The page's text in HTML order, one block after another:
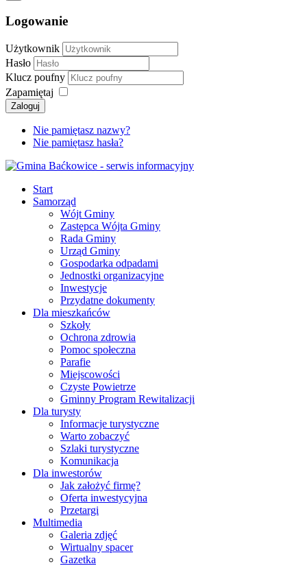
Logowanie
Użytkownik
Hasło
Klucz poufny
Zapamiętaj
Zaloguj
Nie pamiętasz nazwy?
Nie pamiętasz hasła?
Start
Samorząd
Wójt Gminy
Zastępca Wójta Gminy
Rada Gminy
Urząd Gminy
Gospodarka odpadami
Jednostki organizacyjne
Inwestycje
Przydatne dokumenty
Dla mieszkańców
Szkoły
Ochrona zdrowia
Pomoc społeczna
Parafie
Miejscowości
Czyste Powietrze
Gminny Program Rewitalizacji
Dla turysty
Informacje turystyczne
Warto zobaczyć
Szlaki turystyczne
Komunikacja
Dla inwestorów
Jak założyć firmę?
Oferta inwestycyjna
Przetargi
Multimedia
Galeria zdjęć
Wirtualny spacer
Gazetka